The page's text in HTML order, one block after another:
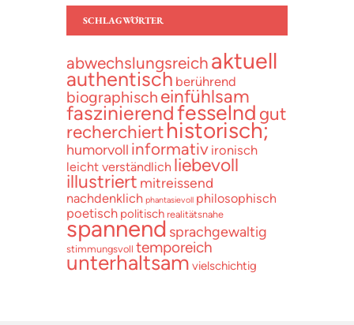
SCHLAGWÖRTER
abwechslungsreich aktuell
authentisch berührend
biographisch einfühlsam
faszinierendfesselnd gut
recherchierthistorisch;
humorvoll informativ ironisch
leicht verständlich liebevoll
illustriert mitreissend
nachdenklich phantasievoll philosophisch
poetisch politisch realitätsnahe
spannend sprachgewaltig
stimmungsvoll temporeich
unterhaltsam vielschichtig